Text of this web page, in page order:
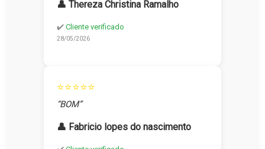
👤 Thereza Christina Ramalho
✔️ Cliente verificado
28/05/2026
⭐⭐⭐⭐⭐
“BOM”
👤 Fabricio lopes do nascimento